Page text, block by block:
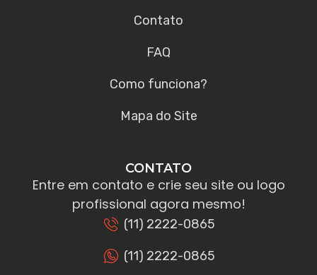
Contato
FAQ
Como funciona?
Mapa do Site
CONTATO
Entre em contato e crie seu site ou logo
profissional agora mesmo!
(11) 2222-0865
(11) 2222-0865